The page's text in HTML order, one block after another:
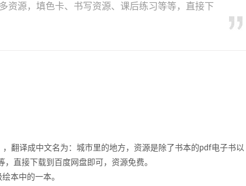
资源，填色卡、书写资源、课后练习等等，直接下
翻译成中文名为：城市里的地方，资源是除了书本的pdf电子书以
直接下载到百度网盘即可，资源免费。
本中的一本。